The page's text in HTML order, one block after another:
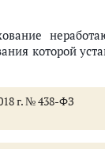
которой
г. № 438-ФЗ